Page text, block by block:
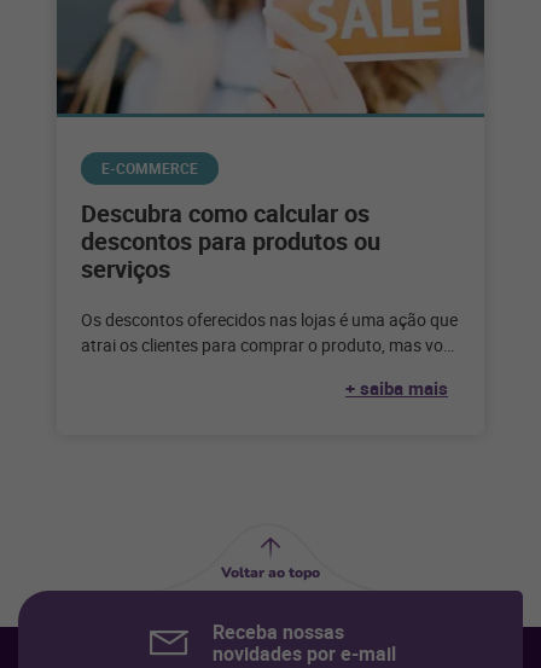
E-COMMERCE
Descubra como calcular os
descontos para produtos ou
serviços
Os descontos oferecidos nas lojas é uma ação que
atrai os clientes para comprar o produto, mas você
+ saiba mais
Voltar ao topo
Receba nossas
novidades por e-mail